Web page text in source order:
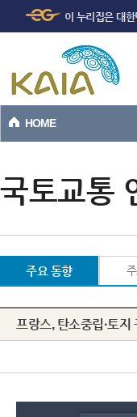
본문바로가기
이 누리집은 대
HOME
국토교통
주요 동향
프랑스, 탄소중립·토